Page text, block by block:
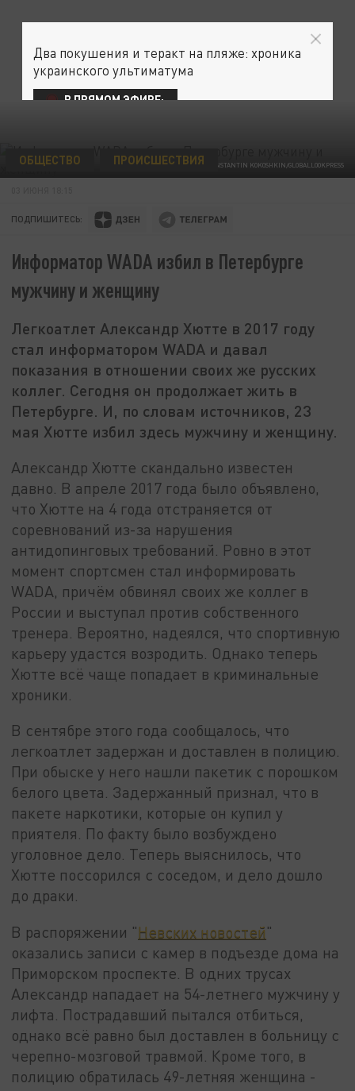
© KONSTANTIN KOKOSHKIN/GLOBALLOOKPRESS
ОБЩЕСТВО ПРОИСШЕСТВИЯ
ПОДПИШИТЕСЬ:
Информатор WADA избил в Петербурге
мужчину и женщину
Легкоатлет Александр Хютте в 2017 году
стал информатором WADA и давал
показания в отношении своих же русских
коллег. Сегодня он продолжает жить в
Петербурге. И, по словам источников, 23
мая Хютте избил здесь мужчину и женщину.
Александр Хютте скандально известен
давно. В апреле 2017 года было объявлено,
что Хютте на 4 года отстраняется от
соревнований из-за нарушения
антидопинговых требований. Ровно в этот
момент спортсмен стал информировать
WADA, причём обвинял своих же коллег в
России и выступал против собственного
тренера. Вероятно, надеялся, что спортивную
карьеру удастся возродить. Однако теперь
Хютте всё чаще попадает в криминальные
хроники.
В сентябре этого года сообщалось, что
легкоатлет задержан и доставлен в полицию.
При обыске у него нашли пакетик с порошком
белого цвета. Задержанный признал, что в
пакете наркотики, которые он купил у
приятеля. По факту было возбуждено
уголовное дело. Теперь выяснилось, что
Хютте поссорился с соседом, и дело дошло
до драки.
В распоряжении "Невских новостей"
оказались записи с камер в подъезде дома на
Приморском проспекте. В одних трусах
Александр нападает на 54-летнего мужчину у
лифта. Пострадавший пытался отбиться,
однако всё равно был доставлен в больницу с
черепно-мозговой травмой. Кроме того, в
полицию обратилась 49-летняя женщина -
Два покушения и теракт на пляже: хроника
украинского ультиматума
В ПРЯМОМ ЭФИРЕ: